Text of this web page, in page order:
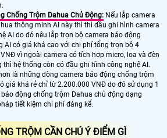
Chống Trộm Dahua Chủ Động: Nếu lắp camera
thông minh AI này thì thì đầu ghi hình camera
AI do đó nêu lắp trọn bộ camera báo động
AI có giá khá cao với chi phí tổng trọn bộ 4
vì ngoài camera có tích hợp micro, loa và đèn
hệ thống còn có đầu ghi hình công nghệ AI.
là những dòng camera báo động chống trộm
giá khá rẻ chỉ từ 2.200.000 VNĐ do đó sử dụng 1
động chống trộm Dahua chủ động dạng
tiết kiệm chi phí đáng kể.
TRỘM CẦN CHÚ Ý ĐIỂM GÌ